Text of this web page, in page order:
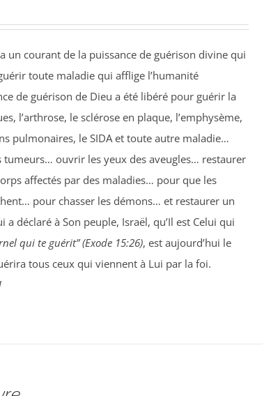
un courant de la puissance de guérison divine qui
toute maladie qui afflige l’humanité
de guérison de Dieu a été libéré pour guérir la
l’arthrose, le sclérose en plaque, l’emphysème,
pulmonaires, le SIDA et toute autre maladie…
tumeurs… ouvrir les yeux des aveugles… restaurer
affectés par des maladies… pour que les
pour chasser les démons… et restaurer un
déclaré à Son peuple, Israël, qu’Il est Celui qui
qui te guérit” (Exode 15:26), est aujourd’hui le
tous ceux qui viennent à Lui par la foi.